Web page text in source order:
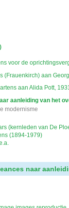
voor de
(Frauenkirch) aan
aan Alida Pott,
aanleiding van het
modernisme
(kernleden van De
(1894-1979)
naar